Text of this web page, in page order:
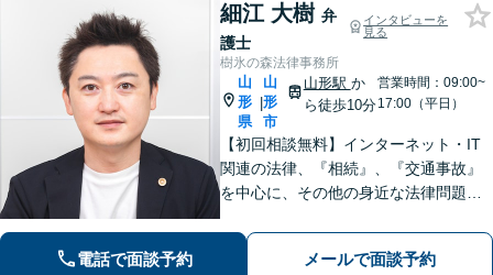
細江 大樹 弁
護士
インタビューを
見る
樹氷の森法律事務所
山
形
県
|
山
形
市
山形駅 か
ら徒歩10分
営業時間：09:00~
17:00（平日）
【初回相談無料】インターネット・IT
関連の法律、『相続』、『交通事故』
を中心に、その他の身近な法律問題も
ず、まずはお気軽にご相談ください
【オンライン相談可能】【完全個室】
電話で面談予約 メールで面談予約